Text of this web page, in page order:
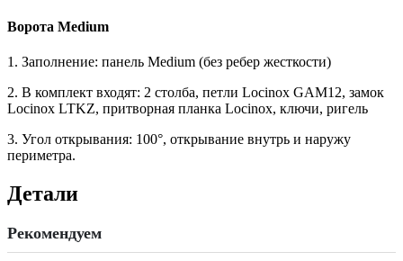
Ворота Medium
1. Заполнение: панель Medium (без ребер жесткости)
2. В комплект входят: 2 столба, петли Locinox GAM12, замок
Locinox LTKZ, притворная планка Locinox, ключи, ригель
3. Угол открывания: 100°, открывание внутрь и наружу
периметра.
Детали
Рекомендуем